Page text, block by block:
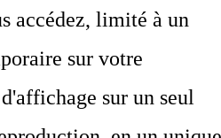
accédez, limité à un
sur votre
sur un seul